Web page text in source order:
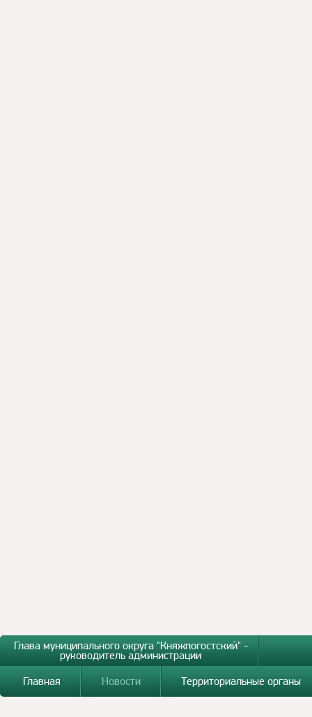
Глава муниципального округа "Княжпогостский" -
руководитель администрации
Главная
Новости Территориальные органы